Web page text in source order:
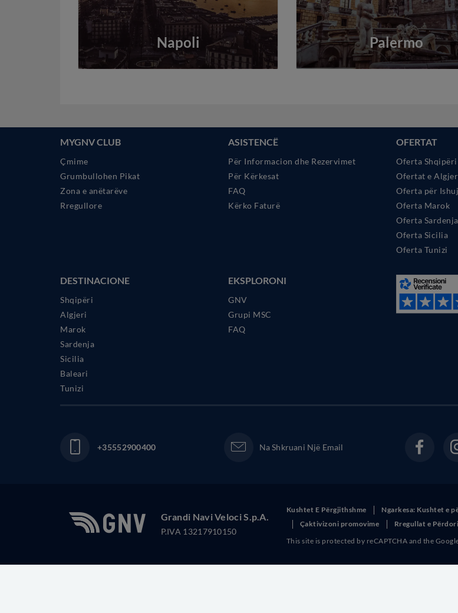
Napoli Palermo
MYGNV CLUB
Çmime
Grumbullohen Pikat
Zona e anëtarëve
Rregullore
ASISTENCË
Për Informacion dhe Rezervimet
Për Kërkesat
FAQ
Kërko Faturë
OFERTAT
Oferta Shqipëri
Ofertat e
Oferta për
Oferta Marok
Oferta Sardenja
Oferta Sicilia
Oferta Tunizi
DESTINACIONE
Shqipëri
Algjeri
Marok
Sardenja
Sicilia
Baleari
Tunizi
EKSPLORONI
GNV
Grupi MSC
FAQ
+35552900400 Na Shkruani Një Email
Grandi Navi Veloci S.p.A.
P.IVA 13217910150
Kushtet E Përgjithshme Ngarkesa: Kushtet e
Çaktivizoni promovime
Rregullat e
This site is protected by reCAPTCHA and the